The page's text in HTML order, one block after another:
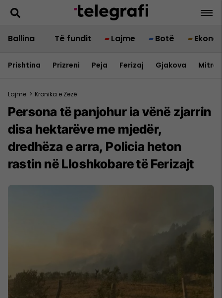
Ballina Të fundit Lajme Botë
Prishtina Prizreni Peja Ferizaj Gjakova
Lajme > Kronika e Zezë
Persona të panjohur ia vënë zjarrin
disa hektarëve me mjedër,
dredhëza e arra, Policia heton
rastin në Lloshkobare të Ferizajt